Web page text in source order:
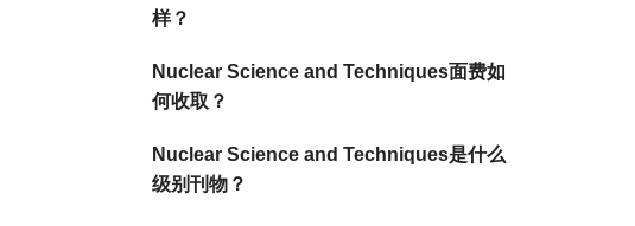
样？
Nuclear Science and Techniques面费如
何收取？
Nuclear Science and Techniques是什么
级别刊物？